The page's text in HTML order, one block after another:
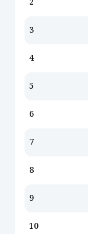
3
4
5
6
7
8
9
10